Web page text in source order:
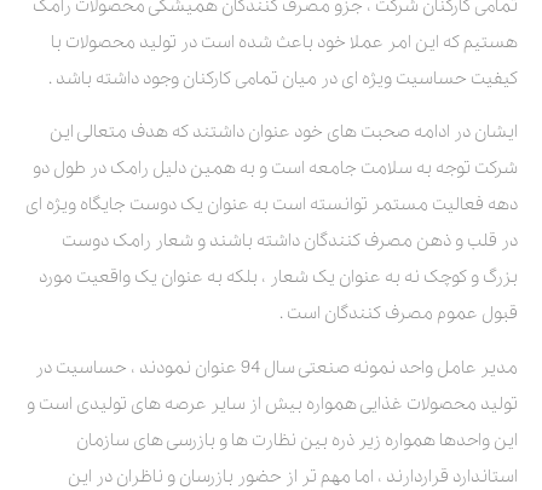
تمامی کارکنان شرکت ، جزو مصرف کنندگان همیشگی محصولات رامک
هستیم که این امر عملا خود باعث شده است در تولید محصولات با
کیفیت حساسیت ویژه ای در میان تمامی کارکنان وجود داشته باشد .
ایشان در ادامه صحبت های خود عنوان داشتند که هدف متعالی این
شرکت توجه به سلامت جامعه است و به همین دلیل رامک در طول دو
دهه فعالیت مستمر توانسته است به عنوان یک دوست جایگاه ویژه ای
در قلب و ذهن مصرف کنندگان داشته باشند و شعار رامک دوست
بزرگ و کوچک نه به عنوان یک شعار ، بلکه به عنوان یک واقعیت مورد
قبول عموم مصرف کنندگان است .
مدیر عامل واحد نمونه صنعتی سال 94 عنوان نمودند ، حساسیت در
تولید محصولات غذایی همواره بیش از سایر عرصه های تولیدی است و
این واحدها همواره زیر ذره بین نظارت ها و بازرسی های سازمان
استاندارد قراردارند ، اما مهم تر از حضور بازرسان و ناظران در این